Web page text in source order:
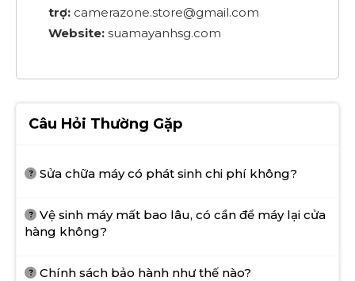
trợ: camerazone.store@gmail.com
Website: suamayanhsg.com
Câu Hỏi Thường Gặp
Sửa chữa máy có phát sinh chi phí không?
Vệ sinh máy mất bao lâu, có cần để máy lại cửa
hàng không?
Chính sách bảo hành như thế nào?